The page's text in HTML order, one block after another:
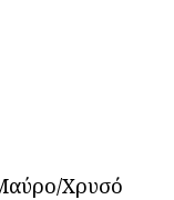
Χρυσό